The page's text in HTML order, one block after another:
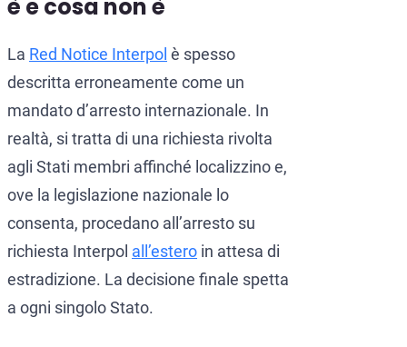
è e cosa non è
La Red Notice Interpol è spesso
descritta erroneamente come un
mandato d’arresto internazionale. In
realtà, si tratta di una richiesta rivolta
agli Stati membri affinché localizzino e,
ove la legislazione nazionale lo
consenta, procedano all’arresto su
richiesta Interpol all’estero in attesa di
estradizione. La decisione finale spetta
a ogni singolo Stato.